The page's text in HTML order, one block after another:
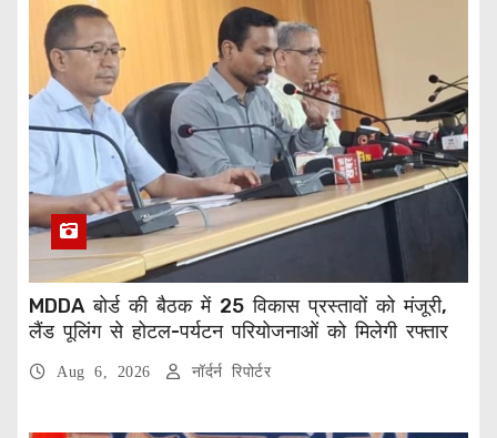
MDDA बोर्ड की बैठक में 25 विकास प्रस्तावों को मंजूरी,
लैंड पूलिंग से होटल-पर्यटन परियोजनाओं को मिलेगी रफ्तार
Aug 6, 2026 नॉर्दर्न रिपोर्टर